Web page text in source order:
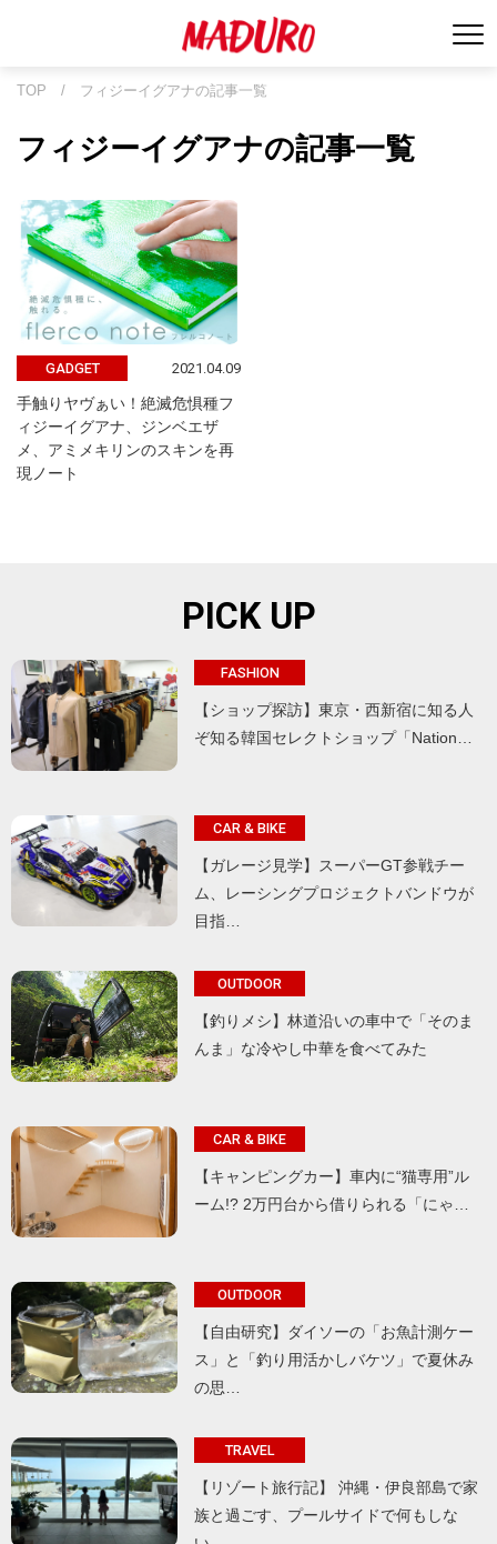
TOP / フィジーイグアナの記事一覧
フィジーイグアナの記事一覧
GADGET 2021.04.09
手触りヤヴぁい！絶滅危惧種フ
ィジーイグアナ、ジンベエザ
メ、アミメキリンのスキンを再
現ノート
PICK UP
FASHION
【ショップ探訪】東京・西新宿に知る人
ぞ知る韓国セレクトショップ「Nation…
CAR & BIKE
【ガレージ見学】スーパーGT参戦チー
ム、レーシングプロジェクトバンドウが
目指…
OUTDOOR
【釣りメシ】林道沿いの車中で「そのま
んま」な冷やし中華を食べてみた
CAR & BIKE
【キャンピングカー】車内に“猫専用”ル
ーム!? 2万円台から借りられる「にゃ…
OUTDOOR
【自由研究】ダイソーの「お魚計測ケー
ス」と「釣り用活かしバケツ」で夏休み
の思…
TRAVEL
【リゾート旅行記】 沖縄・伊良部島で家
族と過ごす、プールサイドで何もしな